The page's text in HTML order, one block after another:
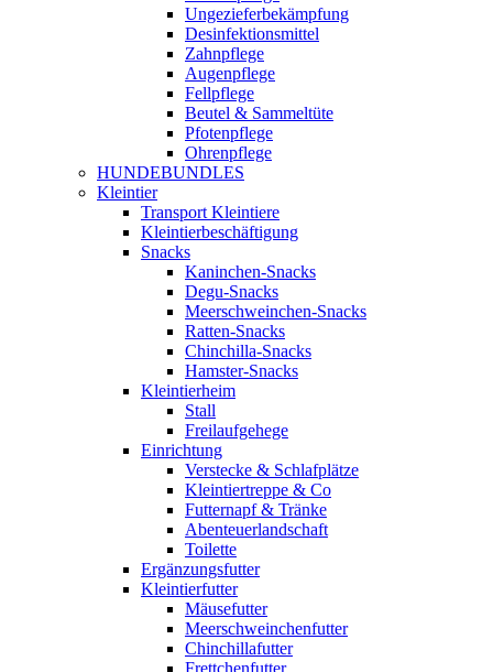
Ungezieferbekämpfung
Desinfektionsmittel
Zahnpflege
Augenpflege
Fellpflege
Beutel & Sammeltüte
Pfotenpflege
Ohrenpflege
HUNDEBUNDLES
Kleintier
Transport Kleintiere
Kleintierbeschäftigung
Snacks
Kaninchen-Snacks
Degu-Snacks
Meerschweinchen-Snacks
Ratten-Snacks
Chinchilla-Snacks
Hamster-Snacks
Kleintierheim
Stall
Freilaufgehege
Einrichtung
Verstecke & Schlafplätze
Kleintiertreppe & Co
Futternapf & Tränke
Abenteuerlandschaft
Toilette
Ergänzungsfutter
Kleintierfutter
Mäusefutter
Meerschweinchenfutter
Chinchillafutter
Frettchenfutter